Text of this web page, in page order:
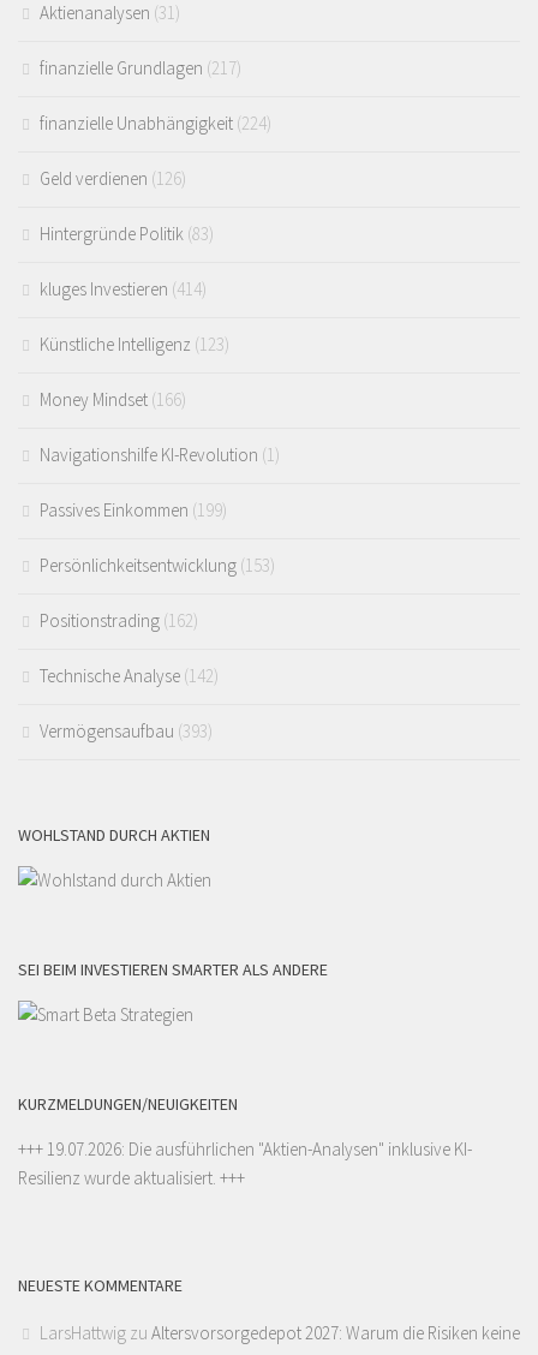
Aktienanalysen (31)
finanzielle Grundlagen (217)
finanzielle Unabhängigkeit (224)
Geld verdienen (126)
Hintergründe Politik (83)
kluges Investieren (414)
Künstliche Intelligenz (123)
Money Mindset (166)
Navigationshilfe KI-Revolution (1)
Passives Einkommen (199)
Persönlichkeitsentwicklung (153)
Positionstrading (162)
Technische Analyse (142)
Vermögensaufbau (393)
WOHLSTAND DURCH AKTIEN
SEI BEIM INVESTIEREN SMARTER ALS ANDERE
KURZMELDUNGEN/NEUIGKEITEN
+++ 19.07.2026: Die ausführlichen "Aktien-Analysen" inklusive KI-
Resilienz wurde aktualisiert. +++
NEUESTE KOMMENTARE
LarsHattwig zu Altersvorsorgedepot 2027: Warum die Risiken keine